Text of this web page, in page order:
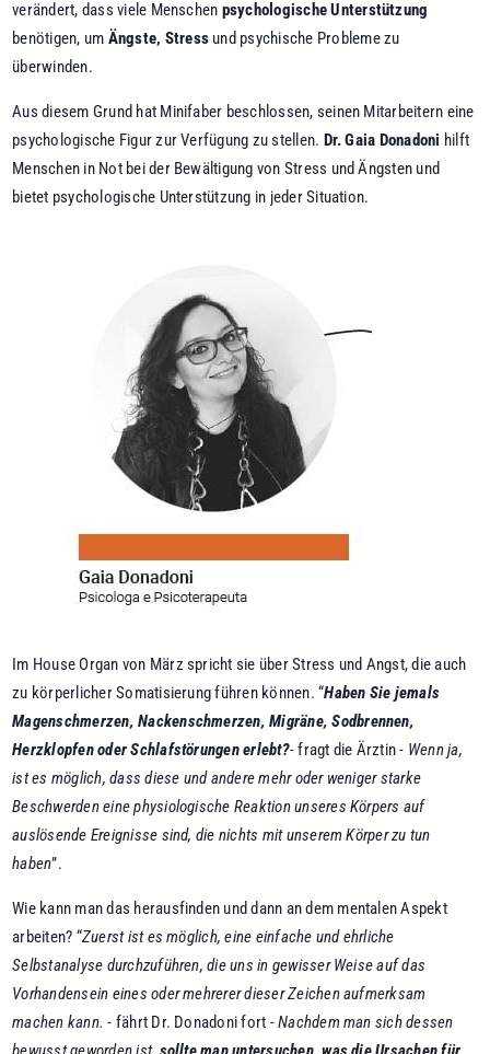
verändert, dass viele Menschen psychologische Unterstützung
benötigen, um Ängste, Stress und psychische Probleme zu
überwinden.
Aus diesem Grund hat Minifaber beschlossen, seinen Mitarbeitern eine
psychologische Figur zur Verfügung zu stellen. Dr. Gaia Donadoni hilft
Menschen in Not bei der Bewältigung von Stress und Ängsten und
bietet psychologische Unterstützung in jeder Situation.
Im House Organ von März spricht sie über Stress und Angst, die auch
zu körperlicher Somatisierung führen können. “Haben Sie jemals
Magenschmerzen, Nackenschmerzen, Migräne, Sodbrennen,
Herzklopfen oder Schlafstörungen erlebt?- fragt die Ärztin - Wenn ja,
ist es möglich, dass diese und andere mehr oder weniger starke
Beschwerden eine physiologische Reaktion unseres Körpers auf
auslösende Ereignisse sind, die nichts mit unserem Körper zu tun
haben”.
Wie kann man das herausfinden und dann an dem mentalen Aspekt
arbeiten? “Zuerst ist es möglich, eine einfache und ehrliche
Selbstanalyse durchzuführen, die uns in gewisser Weise auf das
Vorhandensein eines oder mehrerer dieser Zeichen aufmerksam
machen kann.- fährt Dr. Donadoni fort -Nachdem man sich dessen